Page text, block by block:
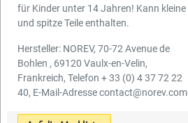
für Kinder unter 14 Jahren! Kann kleine
und spitze Teile enthalten.
Hersteller: NOREV, 70-72 Avenue de
Bohlen , 69120 Vaulx-en-Velin,
Frankreich, Telefon + 33 (0) 4 37 72 22
40, E-Mail-Adresse contact@norev.com